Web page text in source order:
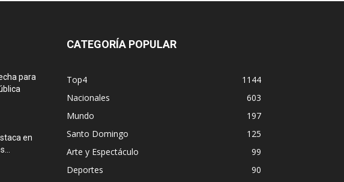
para
en
CATEGORÍA POPULAR
Top4
1144
Nacionales
603
Mundo
197
Santo Domingo
125
Arte y Espectáculo
99
Deportes
90